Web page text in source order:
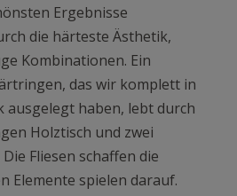
Ergebnisse
die härteste Ästhetik,
Kombinationen. Ein
das wir komplett in
ausgelegt haben, lebt durch
Holztisch und zwei
Fliesen schaffen die
Elemente spielen darauf.